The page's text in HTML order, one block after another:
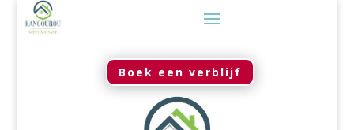
Boek een verblijf